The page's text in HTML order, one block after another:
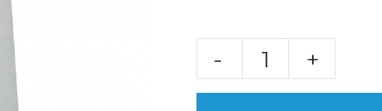
- +